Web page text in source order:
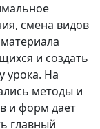
смена видов
и создать
урока. На
методы и
и форм дает
главный